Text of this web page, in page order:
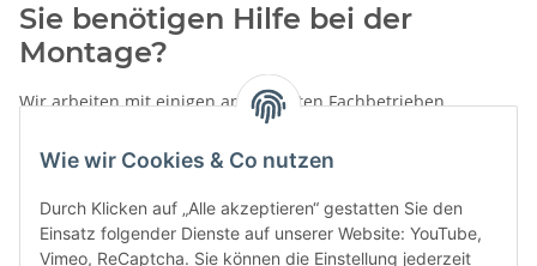
Wie wir Cookies & Co nutzen
Durch Klicken auf „Alle akzeptieren“ gestatten Sie den
Einsatz folgender Dienste auf unserer Website: YouTube,
Vimeo, ReCaptcha. Sie können die Einstellung jederzeit
Sie benötigen Hilfe bei der
Montage?
Wir arbeiten mit einigen anerkannten Fachbetrieben
Rufen Sie uns einfach an:
oder schreiben Sie uns eine eMail!